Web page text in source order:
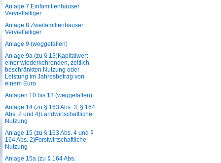
Anlage 7 Einfamilienhäuser
Vervielfältiger
Anlage 8 Zweifamilienhäuser
Vervielfältiger
Anlage 9 (weggefallen)
Anlage 9a (zu § 13)Kapitalwert
einer wiederkehrenden, zeitlich
beschränkten Nutzung oder
Leistung im Jahresbetrag von
einem Euro
Anlagen 10 bis 13 (weggefallen)
Anlage 14 (zu § 163 Abs. 3, § 164
Abs. 2 und 4)Landwirtschaftliche
Nutzung
Anlage 15 (zu § 163 Abs. 4 und §
164 Abs. 2)Forstwirtschaftliche
Nutzung
Anlage 15a (zu § 164 Abs.